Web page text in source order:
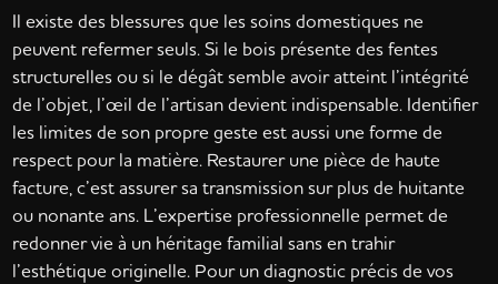
Il existe des blessures que les soins domestiques ne
peuvent refermer seuls. Si le bois présente des fentes
structurelles ou si le dégât semble avoir atteint l’intégrité
de l’objet, l’œil de l’artisan devient indispensable. Identifier
les limites de son propre geste est aussi une forme de
respect pour la matière. Restaurer une pièce de haute
facture, c’est assurer sa transmission sur plus de huitante
ou nonante ans. L’expertise professionnelle permet de
redonner vie à un héritage familial sans en trahir
l’esthétique originelle. Pour un diagnostic précis de vos